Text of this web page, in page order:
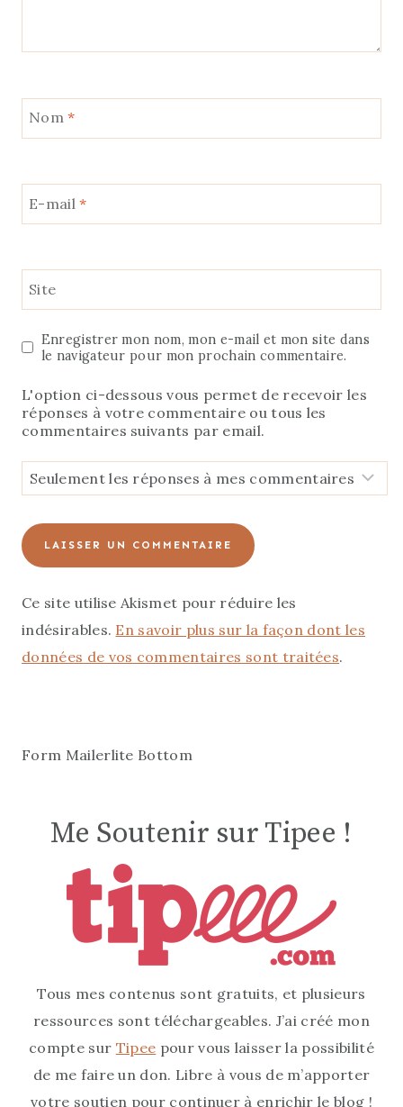
Nom*
E-mail*
Site
Enregistrer mon nom, mon e-mail et mon site dans
le navigateur pour mon prochain commentaire.
L'option ci-dessous vous permet de recevoir les
réponses à votre commentaire ou tous les
commentaires suivants par email.
Ce site utilise Akismet pour réduire les
indésirables. En savoir plus sur la façon dont les
données de vos commentaires sont traitées.
Form Mailerlite Bottom
Me Soutenir sur Tipee !
Tous mes contenus sont gratuits, et plusieurs
ressources sont téléchargeables. J’ai créé mon
compte sur Tipee pour vous laisser la possibilité
de me faire un don. Libre à vous de m’apporter
votre soutien pour continuer à enrichir le blog !